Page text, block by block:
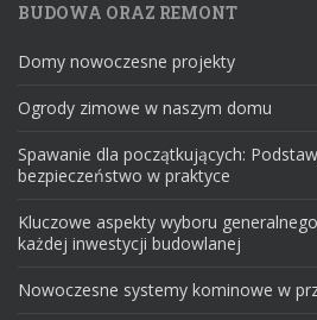
BUDOWA ORAZ REMONT
Domy nowoczesne projekty
Ogrody zimowe w naszym domu
Spawanie dla początkujących:
bezpieczeństwo w praktyce
Kluczowe aspekty wyboru
każdej inwestycji budowlanej
Nowoczesne systemy kominowe w